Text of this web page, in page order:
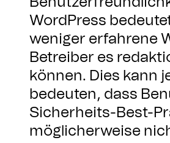
WordPress
weniger erfahrene
Betreiber es
können. Dies kann
bedeuten, dass
Sicherheits-Best-
möglicherweise